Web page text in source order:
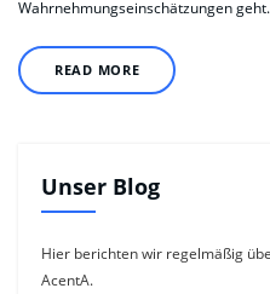
Wahrnehmungseinschätzungen
READ MORE
Unser Blog
Hier berichten wir regelmäßig
AcentA.